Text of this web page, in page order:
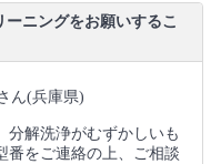
ーニングをお願いするこ
ん(兵庫県)
分解洗浄がむずかしいも
番をご連絡の上、ご相談